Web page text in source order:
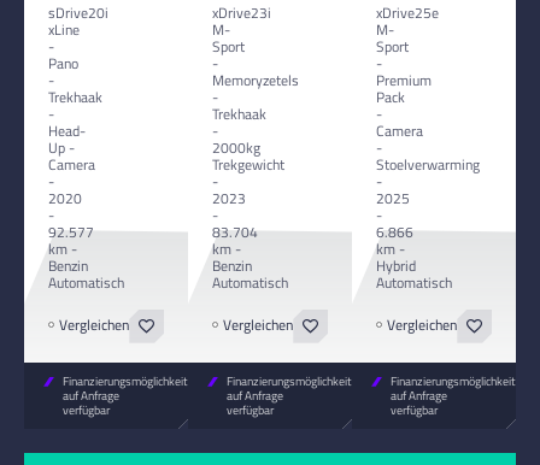
sDrive20i
xLine
-
Pano
-
Trekhaak
-
Head-
Up -
Camera
-
2020
-
92.577
km -
Benzin
Automatisch
Vergleichen
Finanzierungsmöglichkeiten
auf Anfrage
verfügbar
xDrive23i
M-
Sport
-
Memoryzetels
-
Trekhaak
-
2000kg
Trekgewicht
-
2023
-
83.704
km -
Benzin
Automatisch
Vergleichen
Finanzierungsmöglichkeiten
auf Anfrage
verfügbar
xDrive25e
M-
Sport
-
Premium
Pack
-
Camera
-
Stoelverwarming
-
2025
-
6.866
km -
Hybrid
Automatisch
Vergleichen
Finanzierungsmöglichkeiten
auf Anfrage
verfügbar